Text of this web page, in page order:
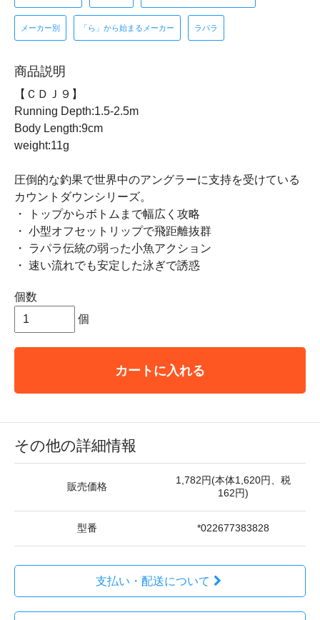
メーカー別 「ら」から始まるメーカー ラパラ
商品説明
【ＣＤＪ９】
Running Depth:1.5-2.5m
Body Length:9cm
weight:11g
圧倒的な釣果で世界中のアングラーに支持を受けている
カウントダウンシリーズ。
・ トップからボトムまで幅広く攻略
・ 小型オフセットリップで飛距離抜群
・ ラパラ伝統の弱った小魚アクション
・ 速い流れでも安定した泳ぎで誘惑
個数
個
カートに入れる
その他の詳細情報
販売価格
1,782円(本体1,620円、税
162円)
型番 *022677383828
支払い・配送について